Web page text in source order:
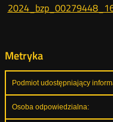
Metryka
Podmiot udostępniający
Osoba odpowiedzialna: